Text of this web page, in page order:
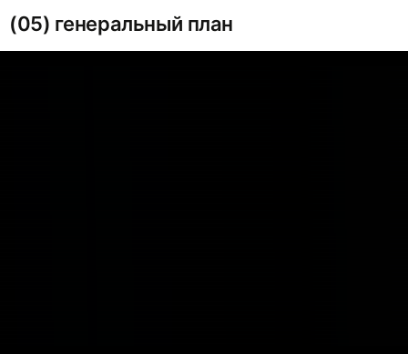
(05) генеральный план